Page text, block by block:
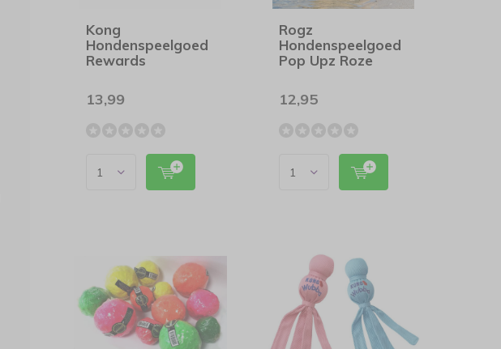
Kong
Hondenspeelgoed
Rewards
13,99
Rogz
Hondenspeelgoed
Pop Upz Roze
12,95